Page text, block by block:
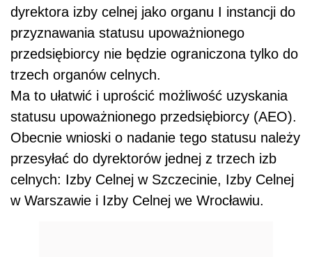
dyrektora izby celnej jako organu I instancji do
przyznawania statusu upoważnionego
przedsiębiorcy nie będzie ograniczona tylko do
trzech organów celnych.
Ma to ułatwić i uprościć możliwość uzyskania
statusu upoważnionego przedsiębiorcy (AEO).
Obecnie wnioski o nadanie tego statusu należy
przesyłać do dyrektorów jednej z trzech izb
celnych: Izby Celnej w Szczecinie, Izby Celnej
w Warszawie i Izby Celnej we Wrocławiu.